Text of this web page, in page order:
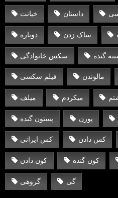
خیانت داستان
دوباره ساک زدن
سکس خانوادگی گنده
فیلم سکسی مالوندن
میلف میکردم
پستون گنده پورن
کس ایرانی کس دادن
کون دادن کون گنده
گروهی گی